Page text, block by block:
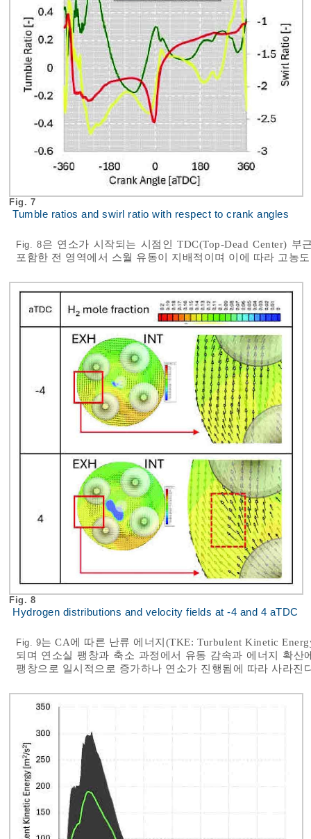
Fig. 7
Tumble ratios and swirl ratio with respect to crank angles
Fig. 8은 연소가 시작되는 시점인 TDC(Top-Dead Center)
포함한 전 영역에서 스월 유동이 지배적이며 이에 따라 고농
Fig. 8
Hydrogen distributions and velocity fields at -4 and 4 aTDC
Fig. 9는 CA에 따른 난류 에너지(TKE: Turbulent Kinetic
되며 연소실 팽창과 축소 과정에서 유동 감속과 에너지 확
팽창으로 일시적으로 증가하나 연소가 진행됨에 따라 사라진